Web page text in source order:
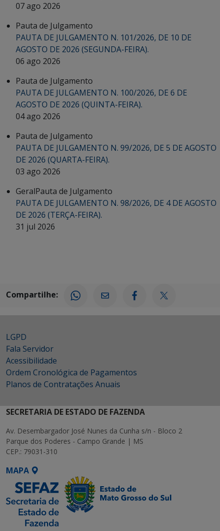
07 ago 2026
Pauta de Julgamento
PAUTA DE JULGAMENTO N. 101/2026, DE 10 DE
AGOSTO DE 2026 (SEGUNDA-FEIRA).
06 ago 2026
Pauta de Julgamento
PAUTA DE JULGAMENTO N. 100/2026, DE 6 DE
AGOSTO DE 2026 (QUINTA-FEIRA).
04 ago 2026
Pauta de Julgamento
PAUTA DE JULGAMENTO N. 99/2026, DE 5 DE AGOSTO
DE 2026 (QUARTA-FEIRA).
03 ago 2026
GeralPauta de Julgamento
PAUTA DE JULGAMENTO N. 98/2026, DE 4 DE AGOSTO
DE 2026 (TERÇA-FEIRA).
31 jul 2026
Compartilhe:
LGPD
Fala Servidor
Acessibilidade
Ordem Cronológica de Pagamentos
Planos de Contratações Anuais
SECRETARIA DE ESTADO DE FAZENDA
Av. Desembargador José Nunes da Cunha s/n - Bloco 2
Parque dos Poderes - Campo Grande | MS
CEP.: 79031-310
MAPA